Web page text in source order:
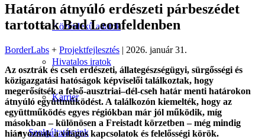
Közérdekű adatok
Hivatalos iratok
Karrier
Szolgáltatásaink
Határon átnyúló erdészeti párbeszédet
tartottak Bad Leonfeldenben
BorderLabs + Projektfejlesztés | 2026. január 31.
Az osztrák és cseh erdészeti, állategészségügyi, sürgősségi és
közigazgatási hatóságok képviselői találkoztak, hogy
megerősítsék a felső-ausztriai–dél-cseh határ menti határokon
átnyúló együttműködést. A találkozón kiemelték, hogy az
együttműködés egyes régiókban már jól működik, míg
másokban – különösen a Freistadt körzetben – még mindig
hiányoznak a világos kapcsolatok és felelősségi körök.